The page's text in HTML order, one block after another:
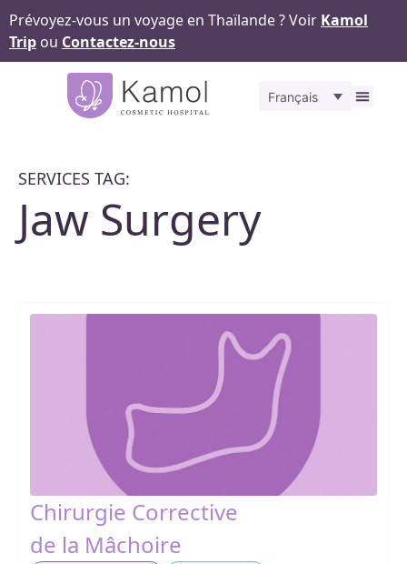
Prévoyez-vous un voyage en Thaïlande ? Voir Kamol
Trip ou Contactez-nous
Français
SERVICES TAG:
Jaw Surgery
Chirurgie Corrective
de la Mâchoire